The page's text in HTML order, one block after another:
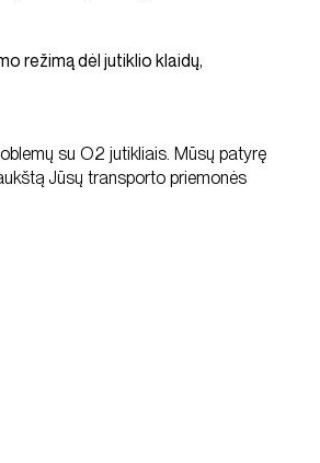
režimą dėl jutiklio klaidų,
su O2 jutikliais. Mūsų patyrę
Jūsų transporto priemonės